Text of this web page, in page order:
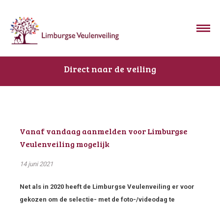
Direct naar de veiling
Vanaf vandaag aanmelden voor Limburgse
Veulenveiling mogelijk
14 juni 2021
Net als in 2020 heeft de Limburgse Veulenveiling er voor
gekozen om de selectie- met de foto-/videodag te